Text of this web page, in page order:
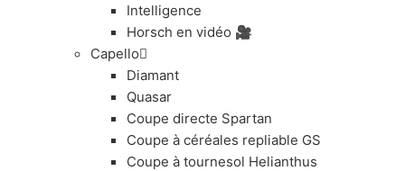
Intelligence
Horsch en vidéo 🎥
Capello
Diamant
Quasar
Coupe directe Spartan
Coupe à céréales repliable GS
Coupe à tournesol Helianthus